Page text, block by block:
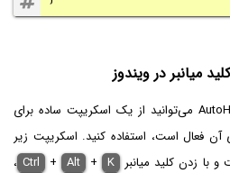
میانبر در ویندوز
پس از طی کردن آموزش AutoHotKey می‌توانید از یک اسکریپت ساده برای
آن فعال است، استفاده کنید. اسکریپت زیر
با زدن کلید میانبر
Ctrl + Alt + K
،